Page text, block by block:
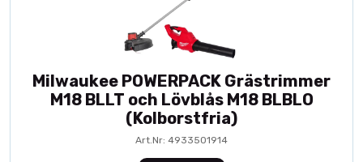
Milwaukee POWERPACK Grästrimmer
M18 BLLT och Lövblås M18 BLBLO
(Kolborstfria)
Art.Nr: 4933501914